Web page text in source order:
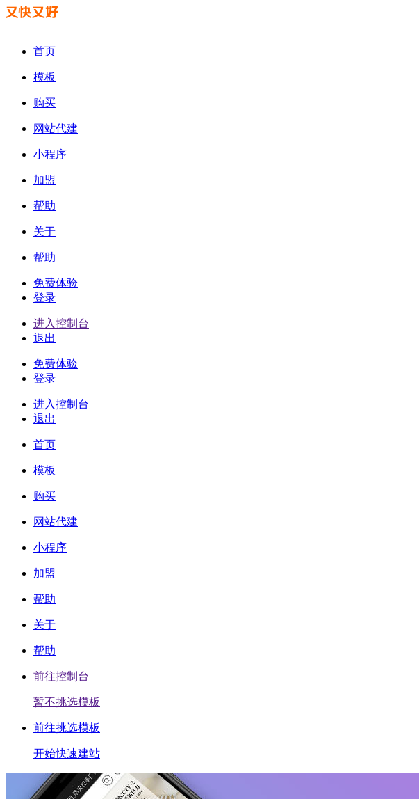
首页
模板
购买
网站代建
小程序
加盟
帮助
关于
帮助
免费体验
登录
进入控制台
退出
免费体验
登录
进入控制台
退出
首页
模板
购买
网站代建
小程序
加盟
帮助
关于
帮助
前往控制台
暂不挑选模板
前往挑选模板
开始快速建站